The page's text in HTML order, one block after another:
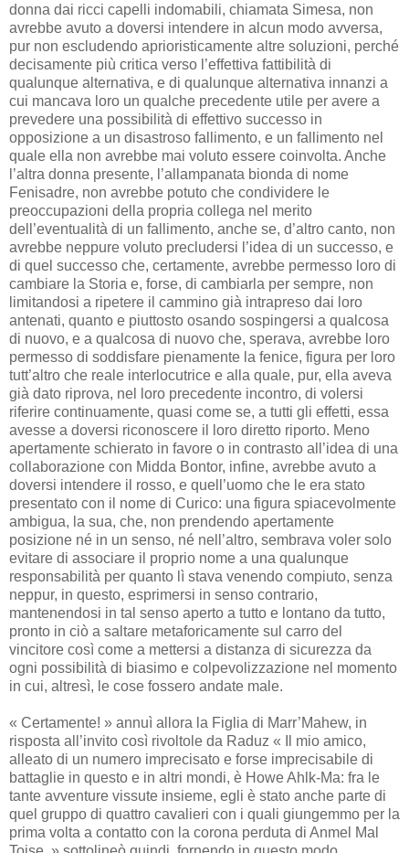
donna dai ricci capelli indomabili, chiamata Simesa, non
avrebbe avuto a doversi intendere in alcun modo avversa,
pur non escludendo aprioristicamente altre soluzioni, perché
decisamente più critica verso l’effettiva fattibilità di
qualunque alternativa, e di qualunque alternativa innanzi a
cui mancava loro un qualche precedente utile per avere a
prevedere una possibilità di effettivo successo in
opposizione a un disastroso fallimento, e un fallimento nel
quale ella non avrebbe mai voluto essere coinvolta. Anche
l’altra donna presente, l’allampanata bionda di nome
Fenisadre, non avrebbe potuto che condividere le
preoccupazioni della propria collega nel merito
dell’eventualità di un fallimento, anche se, d’altro canto, non
avrebbe neppure voluto precludersi l’idea di un successo, e
di quel successo che, certamente, avrebbe permesso loro di
cambiare la Storia e, forse, di cambiarla per sempre, non
limitandosi a ripetere il cammino già intrapreso dai loro
antenati, quanto e piuttosto osando sospingersi a qualcosa
di nuovo, e a qualcosa di nuovo che, sperava, avrebbe loro
permesso di soddisfare pienamente la fenice, figura per loro
tutt’altro che reale interlocutrice e alla quale, pur, ella aveva
già dato riprova, nel loro precedente incontro, di volersi
riferire continuamente, quasi come se, a tutti gli effetti, essa
avesse a doversi riconoscere il loro diretto riporto. Meno
apertamente schierato in favore o in contrasto all’idea di una
collaborazione con Midda Bontor, infine, avrebbe avuto a
doversi intendere il rosso, e quell’uomo che le era stato
presentato con il nome di Curico: una figura spiacevolmente
ambigua, la sua, che, non prendendo apertamente
posizione né in un senso, né nell’altro, sembrava voler solo
evitare di associare il proprio nome a una qualunque
responsabilità per quanto lì stava venendo compiuto, senza
neppur, in questo, esprimersi in senso contrario,
mantenendosi in tal senso aperto a tutto e lontano da tutto,
pronto in ciò a saltare metaforicamente sul carro del
vincitore così come a mettersi a distanza di sicurezza da
ogni possibilità di biasimo e colpevolizzazione nel momento
in cui, altresì, le cose fossero andate male.
« Certamente! » annuì allora la Figlia di Marr’Mahew, in
risposta all’invito così rivoltole da Raduz « Il mio amico,
alleato di un numero imprecisato e forse imprecisabile di
battaglie in questo e in altri mondi, è Howe Ahlk-Ma: fra le
tante avventure vissute insieme, egli è stato anche parte di
quel gruppo di quattro cavalieri con i quali giungemmo per la
prima volta a contatto con la corona perduta di Anmel Mal